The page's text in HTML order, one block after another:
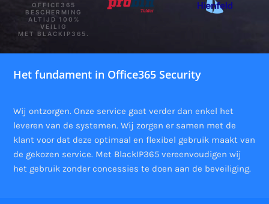
OFFICE365
BESCHERMING
ALTIJD 100%
VEILIG
MET BLACKIP365.
Het fundament in Office365 Security
Wij ontzorgen. Onze service gaat verder dan enkel het
leveren van de systemen. Wij zorgen er samen met de
klant voor dat deze optimaal en flexibel gebruik maakt van
de gekozen service. Met BlackIP365 vereenvoudigen wij
het gebruik zonder concessies te doen aan de beveiliging.